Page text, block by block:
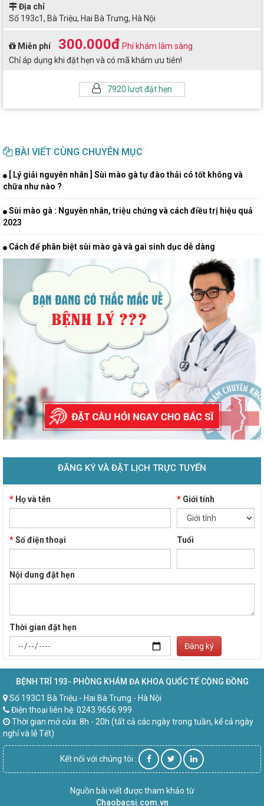
7920 lượt đặt hẹn
Địa chỉ
Số 193c1, Bà Triệu, Hai Bà Trưng, Hà Nội
Miễn phí 300.000đ Phí khám lâm sàng
Chỉ áp dụng khi đặt hẹn và có mã khám ưu tiên!
BÀI VIẾT CÙNG CHUYÊN MỤC
[ Lý giải nguyên nhân ] Sùi mào gà tự đào thải có tốt không và
chữa như nào ?
Sùi mào gà : Nguyên nhân, triệu chứng và cách điều trị hiệu quả
2023
Cách để phân biệt sùi mào gà và gai sinh dục dễ dàng
ĐĂNG KÝ VÀ ĐẶT LỊCH TRỰC TUYẾN
* Họ và tên *Giới tính
*Số điện thoại Tuổi
Nội dung đặt hẹn
Thời gian đặt hẹn
Đăng ký
BỆNH TRĨ 193- PHÒNG KHÁM ĐA KHOA QUỐC TẾ CỘNG ĐỒNG
Số 193C1 Bà Triệu - Hai Bà Trưng - Hà Nội
Điện thoại liên hệ: 0243.9656.999
Thời gian mở cửa: 8h - 20h (tất cả các ngày trong tuần, kể cả ngày
nghỉ và lễ Tết)
Kết nối với chúng tôi :
Nguồn bài viết được tham khảo từ
Chaobacsi.com.vn